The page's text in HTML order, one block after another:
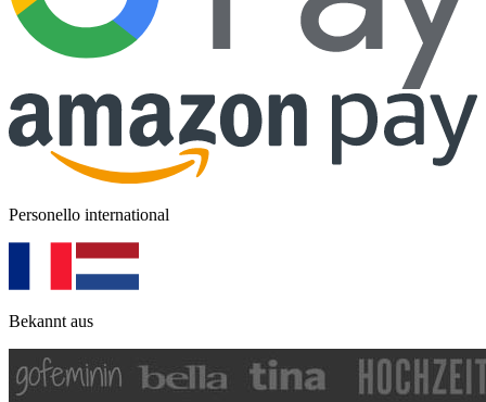
Personello international
Bekannt aus